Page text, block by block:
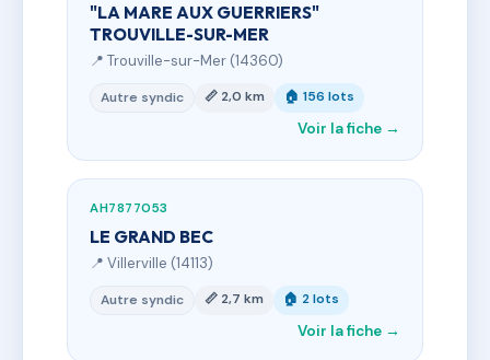
"LA MARE AUX GUERRIERS"
TROUVILLE-SUR-MER
📍 Trouville-sur-Mer (14360)
Autre syndic 📏 2,0 km 🏠 156 lots
Voir la fiche →
AH7877053
LE GRAND BEC
📍 Villerville (14113)
Autre syndic 📏 2,7 km 🏠 2 lots
Voir la fiche →